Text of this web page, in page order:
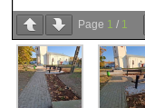
Page 1 / 1